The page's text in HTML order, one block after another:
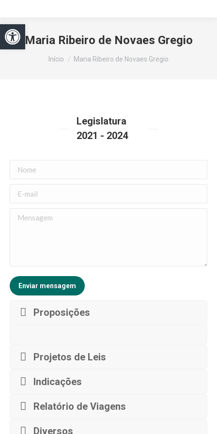
Maria Ribeiro de Novaes Gregio
Início Maria Ribeiro de Novaes Gregio
Legislatura
2021 - 2024
Nome
E-mail
Mensagem
Enviar mensagem
Proposições
Projetos de Leis
Indicações
Relatório de Viagens
Diversos
Abrir a barra de ferramentas